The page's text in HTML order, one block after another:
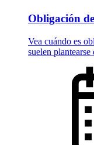
Obligación
Vea cuándo es
suelen plantearse